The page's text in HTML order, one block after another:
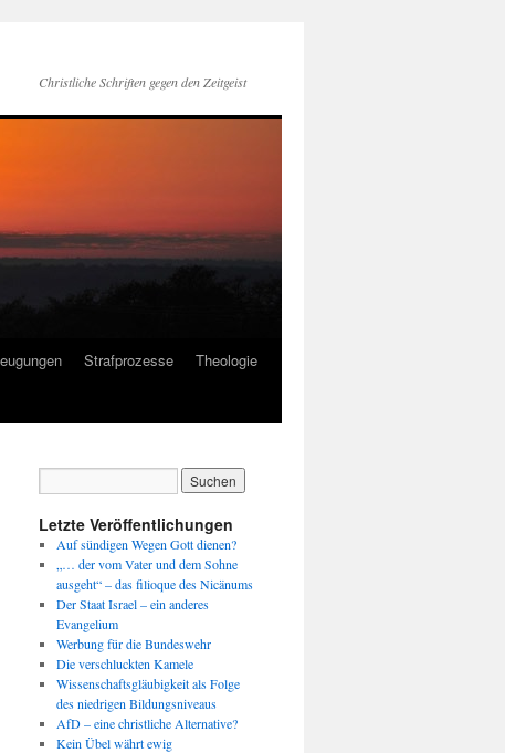
Christliche Schriften gegen den Zeitgeist
Strafprozesse
Theologie
Letzte Veröffentlichungen
Auf sündigen Wegen Gott dienen?
„… der vom Vater und dem Sohne
ausgeht“ – das filioque des Nicänums
Der Staat Israel – ein anderes
Evangelium
Werbung für die Bundeswehr
Die verschluckten Kamele
Wissenschaftsgläubigkeit als Folge
des niedrigen Bildungsniveaus
AfD – eine christliche Alternative?
Kein Übel währt ewig